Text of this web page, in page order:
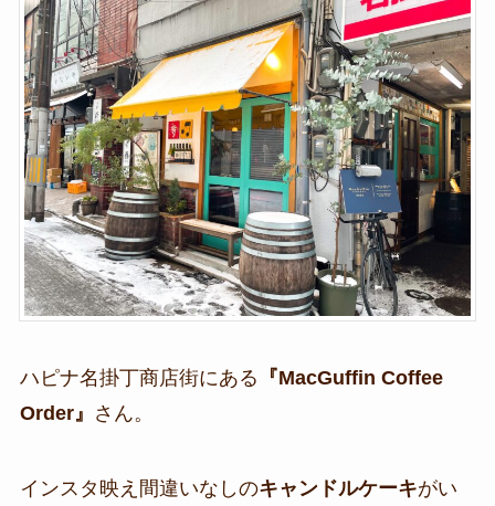
ハピナ名掛丁商店街にある 『MacGuffin Coffee
Order』 さん。
インスタ映え間違いなしのキャンドルケーキがい